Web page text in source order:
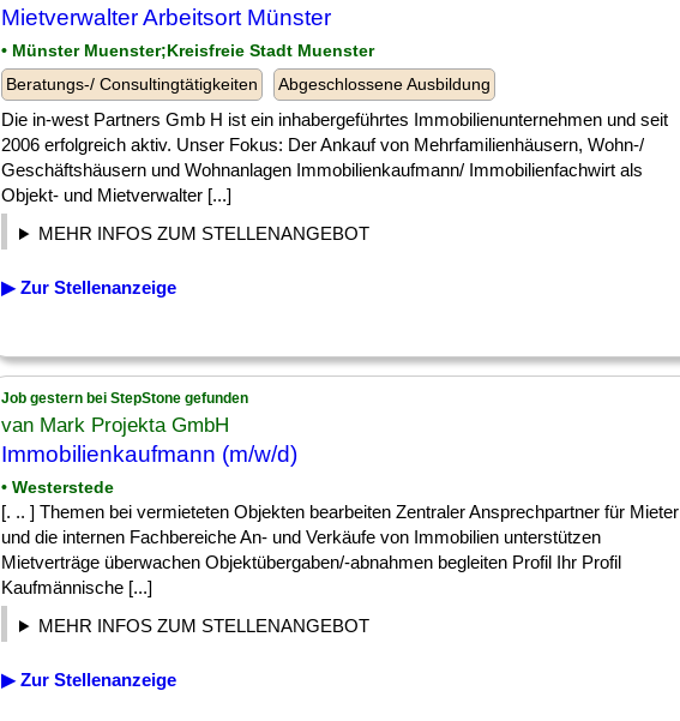
Mietverwalter Arbeitsort Münster
• Münster Muenster;Kreisfreie Stadt Muenster
Beratungs-/ Consultingtätigkeiten
Abgeschlossene Ausbildung
Die in-west Partners Gmb H ist ein inhabergeführtes Immobilienunternehmen und seit
2006 erfolgreich aktiv. Unser Fokus: Der Ankauf von Mehrfamilienhäusern, Wohn-/
Geschäftshäusern und Wohnanlagen Immobilienkaufmann/ Immobilienfachwirt als
Objekt- und Mietverwalter [...]
MEHR INFOS ZUM STELLENANGEBOT
▶ Zur Stellenanzeige
Job gestern bei StepStone gefunden
van Mark Projekta GmbH
Immobilienkaufmann (m/w/d)
• Westerstede
[. .. ] Themen bei vermieteten Objekten bearbeiten Zentraler Ansprechpartner für Mieter
und die internen Fachbereiche An- und Verkäufe von Immobilien unterstützen
Mietverträge überwachen Objektübergaben/-abnahmen begleiten Profil Ihr Profil
Kaufmännische [...]
MEHR INFOS ZUM STELLENANGEBOT
▶ Zur Stellenanzeige